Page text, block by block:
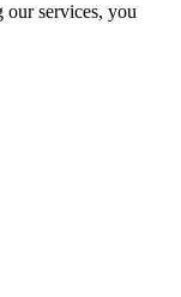
our services, you